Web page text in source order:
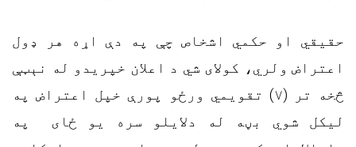
حقیقي او حکمي اشخاص چې په دې اړه هر ډول
اعتراض ولري، کولای شي د اعلان خپریدو له نېټې
څخه تر (۷) تقویمي ورځو پورې خپل اعتراض په
لیکل شوي بڼه له دلایلو سره یو ځای په